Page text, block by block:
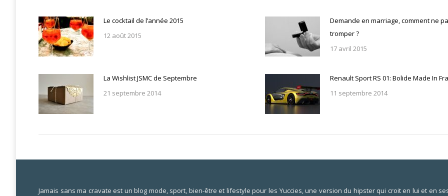
Le cocktail de l’année 2015
12 août 2015
Demande en marriage, comment ne
tromper ?
17 avril 2015
La Wishlist JSMC de Septembre
21 septembre 2014
Renault Sport RS 01: Bolide Made In
11 septembre 2014
Jamais sans ma cravate est un blog mode, sport, bien-être et lifestyle pour les Yuccies, une version du hipster qui croit en lui et en